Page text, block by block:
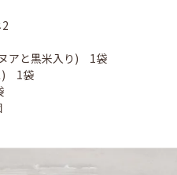
ヌアと黒米入り) 1袋
) 1袋